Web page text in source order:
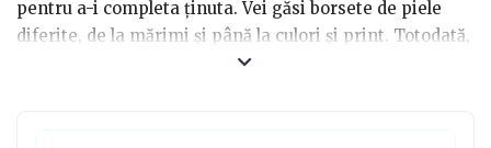
pentru a-i completa ținuta. Vei găsi borsete de piele
diferite, de la mărimi și până la culori și print. Totodată,
dacă încerci să cauți o borsetă din piele naturală ar